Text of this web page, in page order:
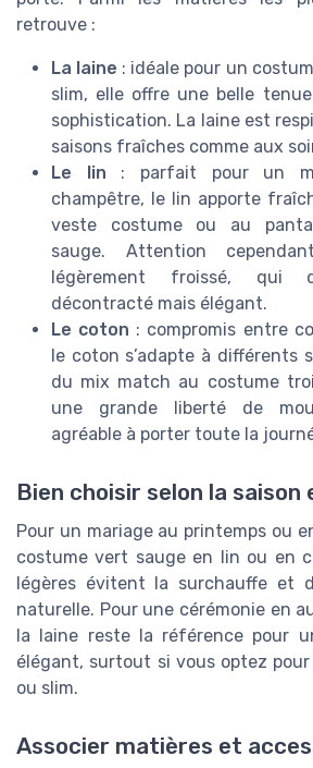
retrouve :
La laine : idéale pour un
slim, elle offre une belle
sophistication. La laine est
saisons fraîches comme aux
Le lin : parfait pour un
champêtre, le lin apporte
veste costume ou au
sauge. Attention
légèrement froissé, qui
décontracté mais élégant.
Le coton : compromis entre
le coton s’adapte à différents
du mix match au costume
une grande liberté de
agréable à porter toute la
Bien choisir selon la saison
Pour un mariage au printemps ou
costume vert sauge en lin ou en
légères évitent la surchauffe et
naturelle. Pour une cérémonie en
la laine reste la référence pour
élégant, surtout si vous optez
ou slim.
Associer matières et